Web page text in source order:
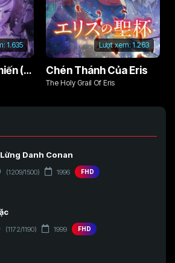
1.635
Chú Thuật Hồi Chiến (Phần 3)
Lượt xem: 1.263
Chén Thánh Của Eris
The Holy Grail Of Eris
Danh Conan
(1209/1500) 1996 FHD
(1172/1190) 1999 FHD